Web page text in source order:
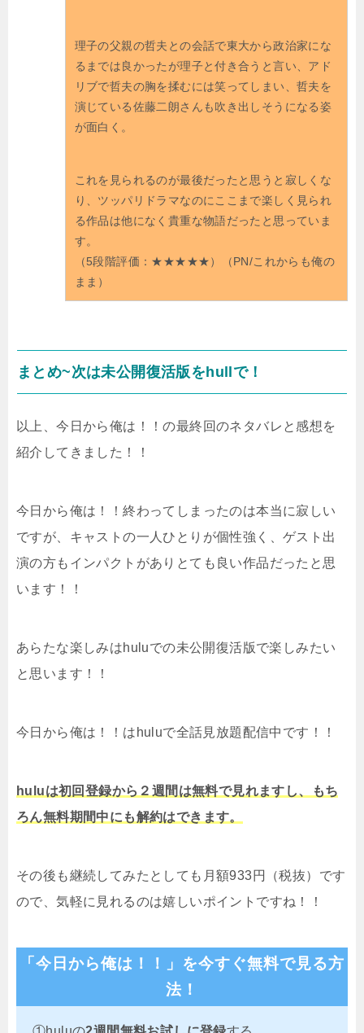
理子の父親の哲夫との会話で東大から政治家にな
るまでは良かったが理子と付き合うと言い、アド
リブで哲夫の胸を揉むには笑ってしまい、哲夫を
演じている佐藤二朗さんも吹き出しそうになる姿
が面白く。
これを見られるのが最後だったと思うと寂しくな
り、ツッパリドラマなのにここまで楽しく見られ
る作品は他になく貴重な物語だったと思っていま
す。
（5段階評価：★★★★★）（PN/これからも俺の
まま）
まとめ~次は未公開復活版をhullで！
以上、今日から俺は！！の最終回のネタバレと感想を
紹介してきました！！
今日から俺は！！終わってしまったのは本当に寂しい
ですが、キャストの一人ひとりが個性強く、ゲスト出
演の方もインパクトがありとても良い作品だったと思
います！！
あらたな楽しみはhuluでの未公開復活版で楽しみたい
と思います！！
今日から俺は！！はhuluで全話見放題配信中です！！
huluは初回登録から２週間は無料で見れますし、もち
ろん無料期間中にも解約はできます。
その後も継続してみたとしても月額933円（税抜）です
ので、気軽に見れるのは嬉しいポイントですね！！
「今日から俺は！！」を今すぐ無料で見る方
法！